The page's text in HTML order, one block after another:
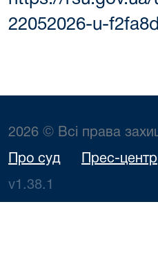
22052026-u-
2026 © Всі права
Про суд Прес-центр
v1.38.1